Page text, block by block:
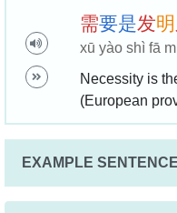
需要是发明
xū yào shì fā
Necessity is
(European
EXAMPLE